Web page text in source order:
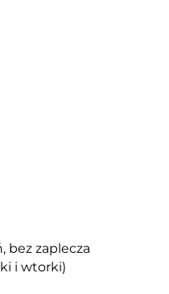
bez zaplecza
i wtorki)